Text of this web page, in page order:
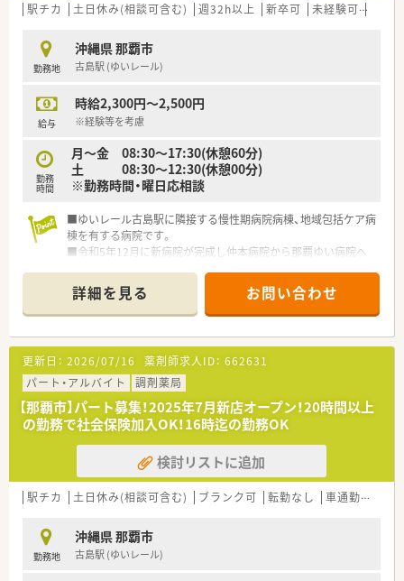
駅チカ 土日休み(相談可含む) 週32h以上 新卒可 未経験可
勤務地
沖縄県 那覇市
古島駅 (ゆいレール)
給与
時給2,300円～2,500円
※経験等を考慮
勤務
時間
月～金 08:30～17:30(休憩60分)
土 08:30～12:30(休憩00分)
※勤務時間・曜日応相談
■ゆいレール古島駅に隣接する慢性期病院病棟、地域包括ケア病
棟を有する病院です。
■令和5年12月に新病院が完成し仲本病院から那覇ゆい病院へ
■療養病床48床、地域包括ケア病棟46床の計94床を有していま
す。
■職員専用駐車場は病院から徒歩12分程度です。
詳細を見る お問い合わせ
更新日： 2026/07/16 薬剤師求人ID： 662631
パート・アルバイト
調剤薬局
【那覇市】パート募集！2025年7月新店オープン！20時間以上
の勤務で社会保険加入OK！16時迄の勤務OK
検討リストに追加
駅チカ 土日休み(相談可含む) ブランク可 転勤なし 車通勤可
勤務地
沖縄県 那覇市
古島駅 (ゆいレール)